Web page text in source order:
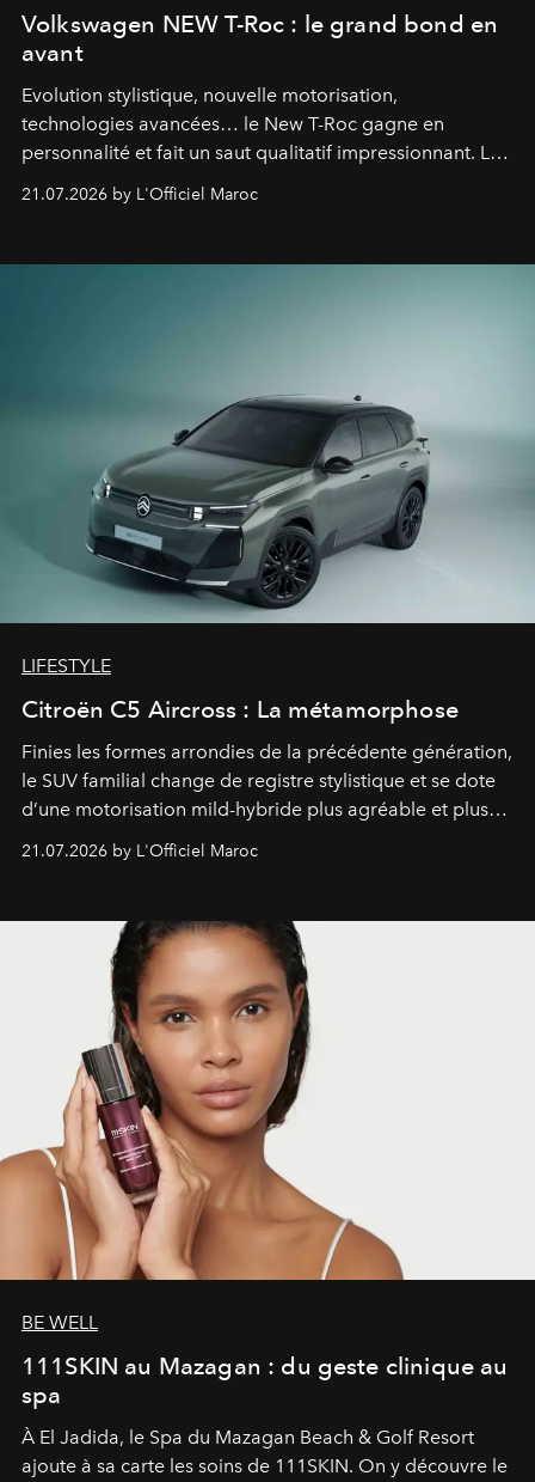
Volkswagen NEW T-Roc : le grand bond en
avant
Evolution stylistique, nouvelle motorisation,
technologies avancées… le New T-Roc gagne en
personnalité et fait un saut qualitatif impressionnant. Le
constructeur allemand a revu en profondeur son SUV
fétiche pour le rendre plus premium. Et le pari semble
21.07.2026 by L'Officiel Maroc
LIFESTYLE
Citroën C5 Aircross : La métamorphose
Finies les formes arrondies de la précédente génération,
le SUV familial change de registre stylistique et se dote
d’une motorisation mild-hybride plus agréable et plus
économe. à n’en pas douter, le nouveau C5 Aircross a
gagné en maturité.
21.07.2026 by L'Officiel Maroc
BE WELL
111SKIN au Mazagan : du geste clinique au
spa
À El Jadida, le Spa du Mazagan Beach & Golf Resort
ajoute à sa carte les soins de 111SKIN. On y découvre le